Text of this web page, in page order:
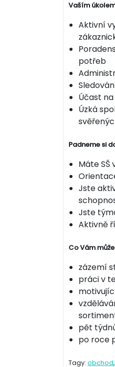
Vaším
Aktivní
potřeb
Účast
Úzká
Padneme si
Máte
Jste
Jste
Aktivně
Co Vám
zázemí
práci v
pět
po roce
Tagy: obchod,